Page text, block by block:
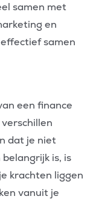
samen met
en
samen
een finance
dat je niet
is, is
krachten liggen
vanuit je